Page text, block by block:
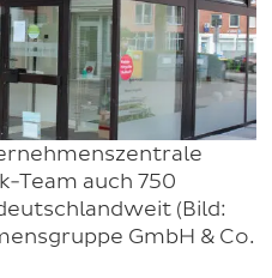
Team auch 750
(Bild:
GmbH & Co.